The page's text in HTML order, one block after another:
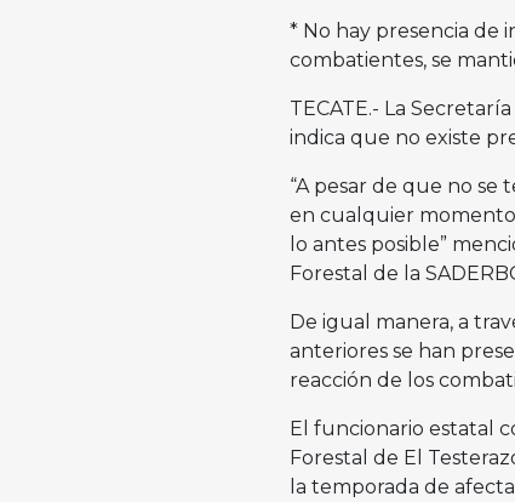
* No hay presencia de
combatientes, se
TECATE.- La
indica que no existe
“A pesar de que no
en cualquier
lo antes posible”
Forestal de la
De igual manera, a
anteriores se han
reacción de los
El funcionario estatal
Forestal de El
la temporada de